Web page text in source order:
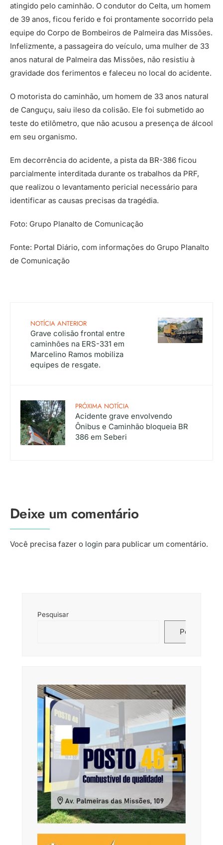
atingido pelo caminhão. O condutor do Celta, um homem
de 39 anos, ficou ferido e foi prontamente socorrido pela
equipe do Corpo de Bombeiros de Palmeira das Missões.
Infelizmente, a passageira do veículo, uma mulher de 33
anos natural de Palmeira das Missões, não resistiu à
gravidade dos ferimentos e faleceu no local do acidente.
O motorista do caminhão, um homem de 33 anos natural
de Canguçu, saiu ileso da colisão. Ele foi submetido ao
teste do etilômetro, que não acusou a presença de álcool
em seu organismo.
Em decorrência do acidente, a pista da BR-386 ficou
parcialmente interditada durante os trabalhos da PRF,
que realizou o levantamento pericial necessário para
identificar as causas precisas da tragédia.
Foto: Grupo Planalto de Comunicação
Fonte: Portal Diário, com informações do Grupo Planalto
de Comunicação
NOTÍCIA ANTERIOR
Grave colisão frontal entre
caminhões na ERS-331 em
Marcelino Ramos mobiliza
equipes de resgate.
PRÓXIMA NOTÍCIA
Acidente grave envolvendo
Ônibus e Caminhão bloqueia BR
386 em Seberi
Deixe um comentário
Você precisa fazer o login para publicar um comentário.
Pesquisar
Pesquisar